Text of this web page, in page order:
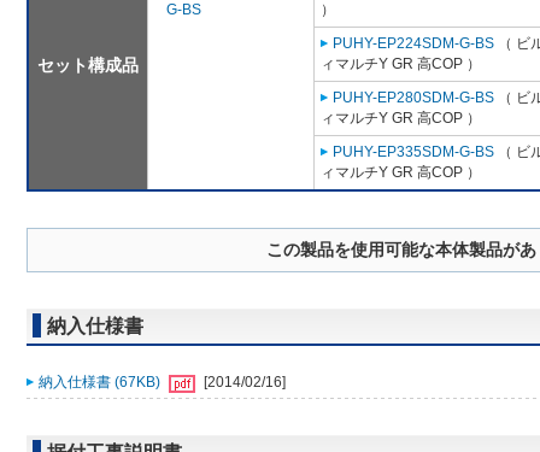
セット構成品
G-BS
）
PUHY-EP224SDM-G-BS （ ビ
ィマルチY GR 高COP ）
PUHY-EP280SDM-G-BS （ ビ
ィマルチY GR 高COP ）
PUHY-EP335SDM-G-BS （ ビ
ィマルチY GR 高COP ）
この製品を使用可能な本体製品が
納入仕様書
納入仕様書 (67KB) [2014/02/16]